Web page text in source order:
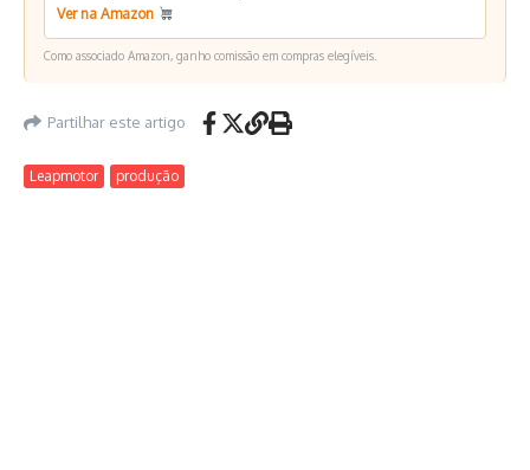
Ver na Amazon
Como associado Amazon, ganho comissão em compras elegíveis.
Partilhar este artigo
Leapmotor produção